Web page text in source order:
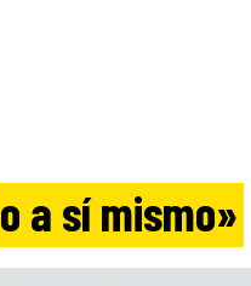
o a sí mismo»